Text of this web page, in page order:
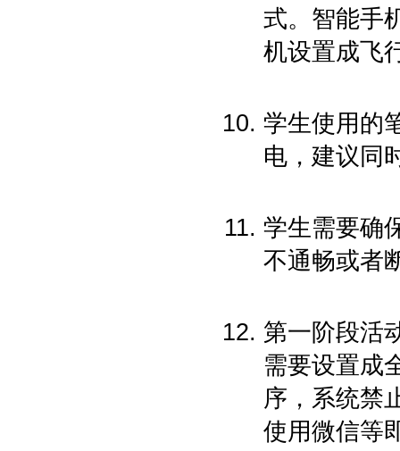
式。智能手
机设置成飞
学生使用的
电，建议同
学生需要确
不通畅或者
第一阶段活
需要设置成
序，系统禁
使用微信等